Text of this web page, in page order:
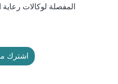
المفصلة لوكالات رعاية
اشترك